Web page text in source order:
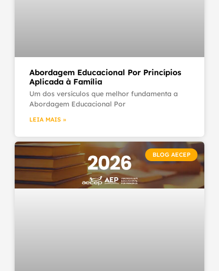
Abordagem Educacional Por Princípios
Aplicada à Família
Um dos versículos que melhor fundamenta a
Abordagem Educacional Por
LEIA MAIS »
BLOG AECEP